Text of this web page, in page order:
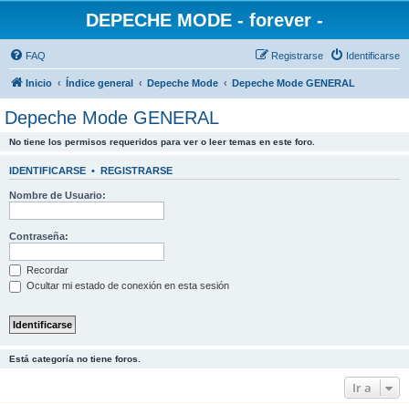
DEPECHE MODE - forever -
FAQ Identificarse
Registrarse
Inicio Índice general Depeche Mode Depeche Mode GENERAL
Depeche Mode GENERAL
No tiene los permisos requeridos para ver o leer temas en este foro.
IDENTIFICARSE • REGISTRARSE
Nombre de Usuario:
Contraseña:
Recordar
Ocultar mi estado de conexión en esta sesión
Está categoría no tiene foros.
Ir a